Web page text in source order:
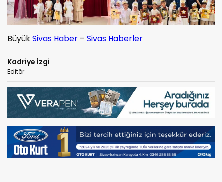
BüyükSivas Haber – Sivas Haberler
Kadriye İzgi
Editör